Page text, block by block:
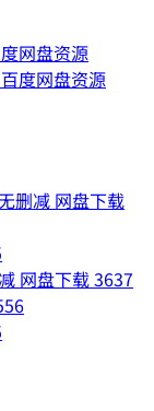
网盘资源
度网盘资源
删减 网盘下载
网盘下载3637